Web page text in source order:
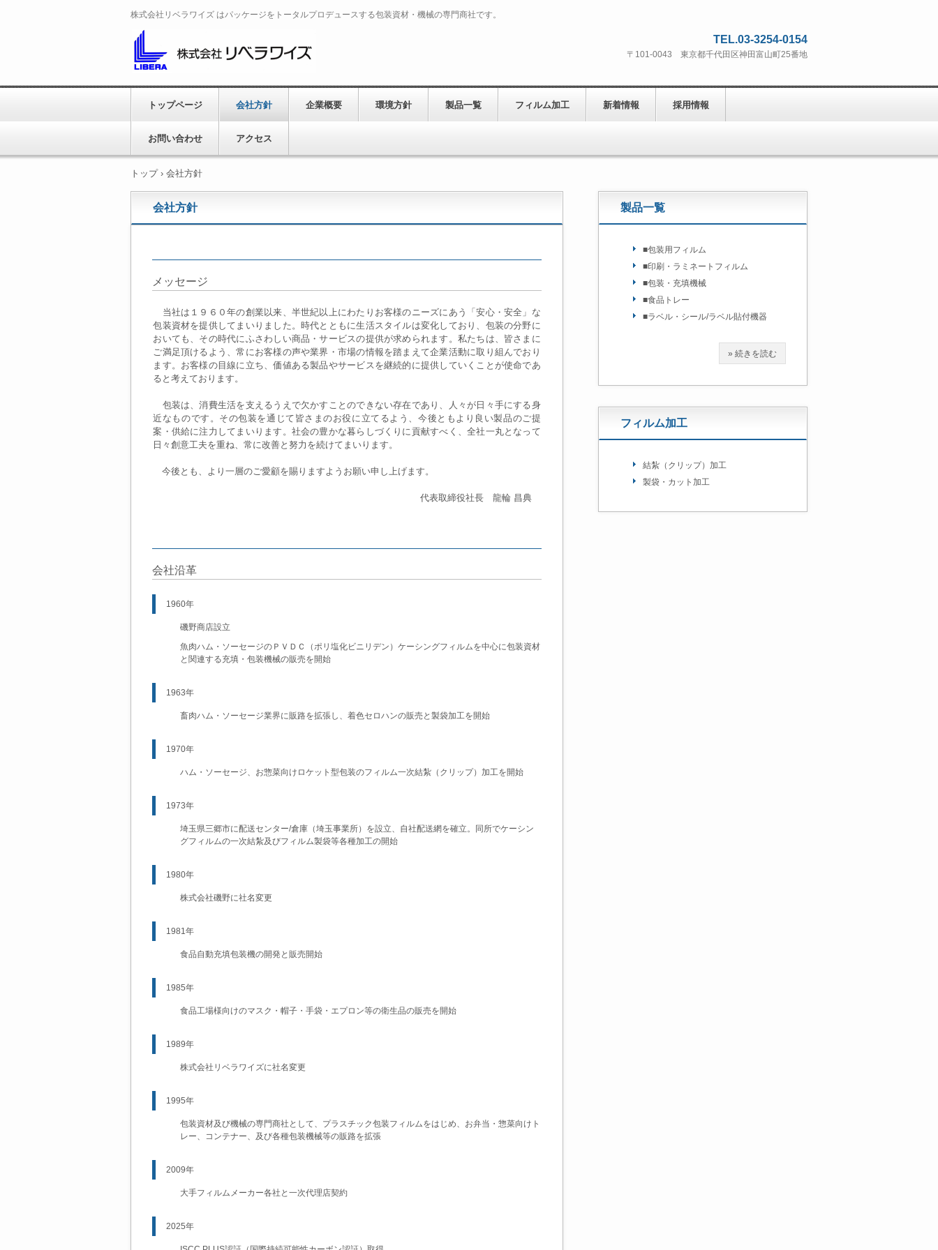
株式会社リベラワイズ はパッケージをトータルプロデュースする包装資材・機械の専門商社です。
TEL.03-3254-0154
〒101-0043 東京都千代田区神田富山町25番地
トップページ 会社方針 企業概要 環境方針 製品一覧 フィルム加工 新着情報 採用情報
お問い合わせ アクセス
トップ › 会社方針
会社方針
メッセージ
当社は１９６０年の創業以来、半世紀以上にわたりお客様のニーズにあう「安心・安全」な
包装資材を提供してまいりました。時代とともに生活スタイルは変化しており、包装の分野に
おいても、その時代にふさわしい商品・サービスの提供が求められます。私たちは、皆さまに
ご満足頂けるよう、常にお客様の声や業界・市場の情報を踏まえて企業活動に取り組んでおり
ます。お客様の目線に立ち、価値ある製品やサービスを継続的に提供していくことが使命であ
ると考えております。
包装は、消費生活を支えるうえで欠かすことのできない存在であり、人々が日々手にする身
近なものです。その包装を通じて皆さまのお役に立てるよう、今後ともより良い製品のご提
案・供給に注力してまいります。社会の豊かな暮らしづくりに貢献すべく、全社一丸となって
日々創意工夫を重ね、常に改善と努力を続けてまいります。
今後とも、より一層のご愛顧を賜りますようお願い申し上げます。
代表取締役社長 龍輪 昌典
会社沿革
1960年
磯野商店設立
魚肉ハム・ソーセージのＰＶＤＣ（ポリ塩化ビニリデン）ケーシングフィルムを中心に包装資材
と関連する充填・包装機械の販売を開始
1963年
畜肉ハム・ソーセージ業界に販路を拡張し、着色セロハンの販売と製袋加工を開始
1970年
ハム・ソーセージ、お惣菜向けロケット型包装のフィルム一次結紮（クリップ）加工を開始
1973年
埼玉県三郷市に配送センター/倉庫（埼玉事業所）を設立、自社配送網を確立。同所でケーシン
グフィルムの一次結紮及びフィルム製袋等各種加工の開始
1980年
株式会社磯野に社名変更
1981年
食品自動充填包装機の開発と販売開始
1985年
食品工場様向けのマスク・帽子・手袋・エプロン等の衛生品の販売を開始
1989年
株式会社リベラワイズに社名変更
1995年
包装資材及び機械の専門商社として、プラスチック包装フィルムをはじめ、お弁当・惣菜向けト
レー、コンテナー、及び各種包装機械等の販路を拡張
2009年
大手フィルムメーカー各社と一次代理店契約
2025年
製品一覧
■包装用フィルム
■印刷・ラミネートフィルム
■包装・充填機械
■食品トレー
■ラベル・シール/ラベル貼付機器
» 続きを読む
フィルム加工
結紮（クリップ）加工
製袋・カット加工